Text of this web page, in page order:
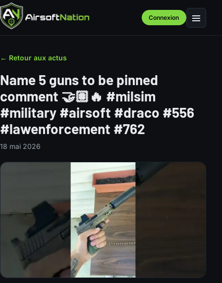
Connexion Menu
← Retour aux actus
Name 5 guns to be pinned
comment 🤝🏽🔥 #milsim
#military #airsoft #draco #556
#lawenforcement #762
18 mai 2026